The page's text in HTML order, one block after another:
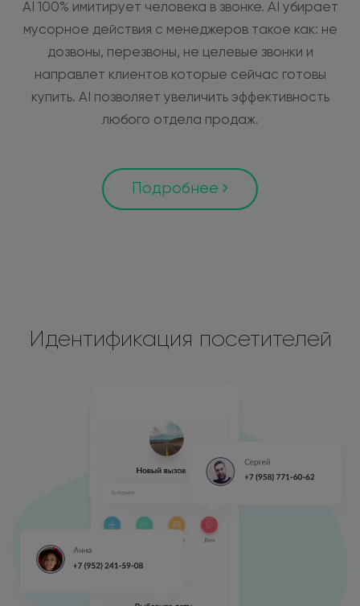
AI 100% имитирует человека в звонке. AI убирает
мусорное действия с менеджеров такое как: не
дозвоны, перезвоны, не целевые звонки и
направлет клиентов которые сейчас готовы
купить. AI позволяет увеличить эффективность
любого отдела продаж.
Подробнее
Идентификация посетителей